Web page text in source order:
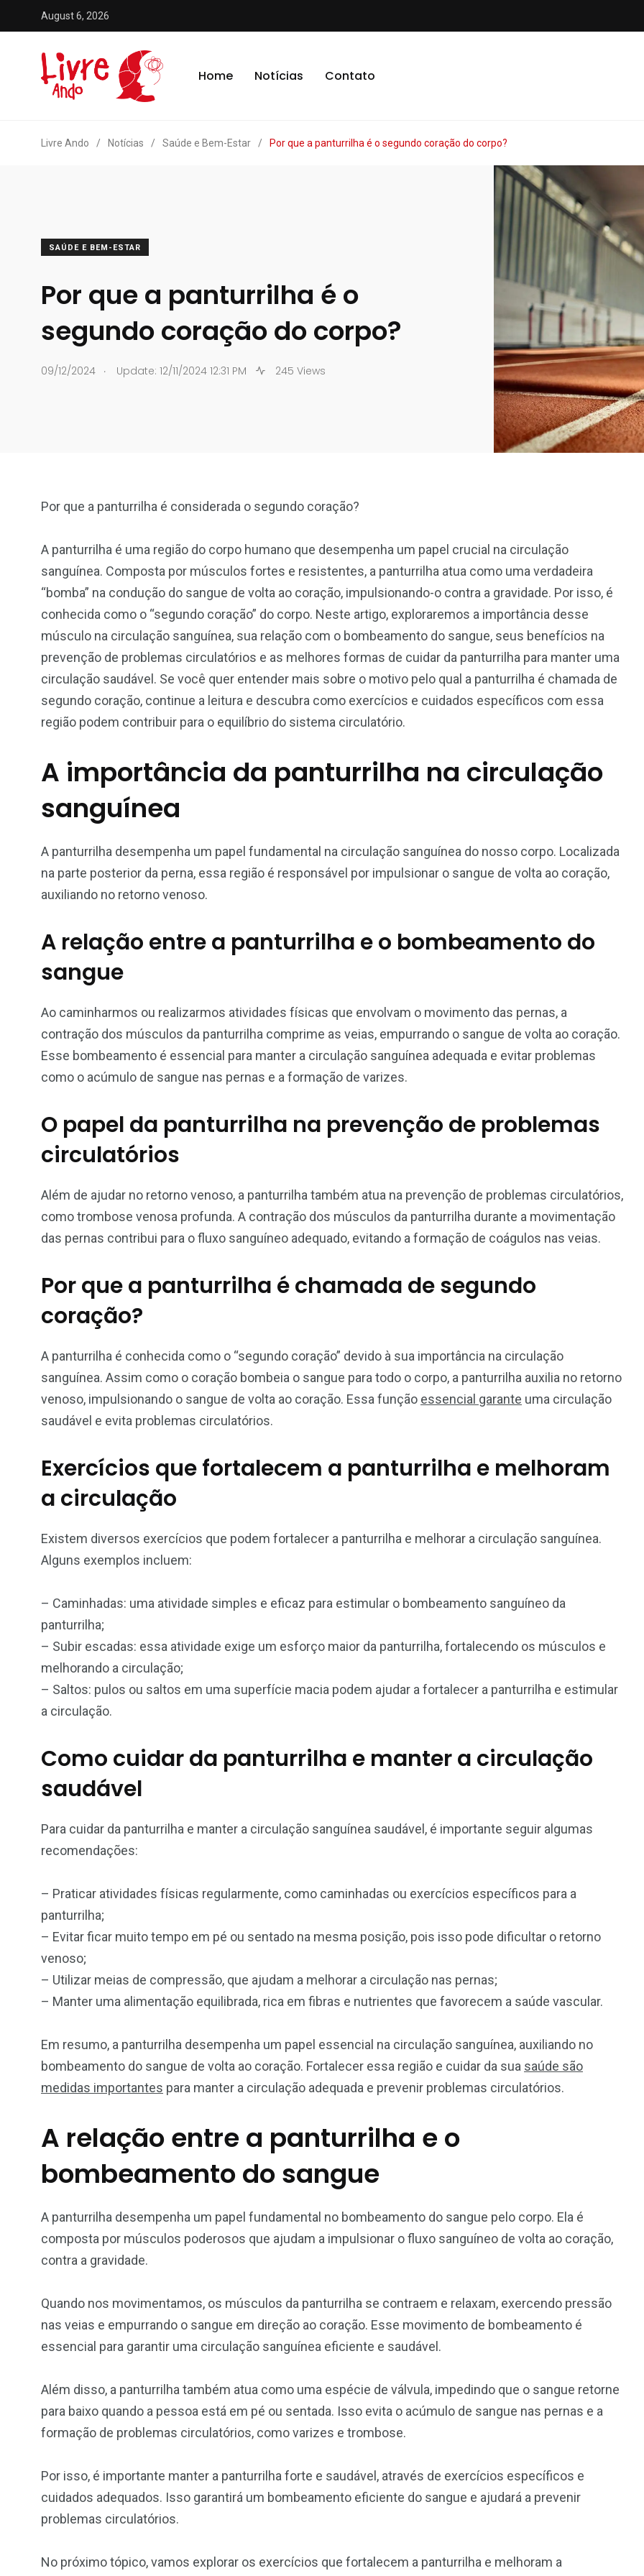
August 6, 2026
Home Notícias Contato
Livre Ando / Notícias / Saúde e Bem-Estar / Por que a panturrilha é o segundo coração do corpo?
SAÚDE E BEM-ESTAR
Por que a panturrilha é o
segundo coração do corpo?
09/12/2024 . Update: 12/11/2024 12:31 PM 245 Views
Por que a panturrilha é considerada o segundo coração?
A panturrilha é uma região do corpo humano que desempenha um papel crucial na circulação
sanguínea. Composta por músculos fortes e resistentes, a panturrilha atua como uma verdadeira
“bomba” na condução do sangue de volta ao coração, impulsionando-o contra a gravidade. Por isso, é
conhecida como o “segundo coração” do corpo. Neste artigo, exploraremos a importância desse
músculo na circulação sanguínea, sua relação com o bombeamento do sangue, seus benefícios na
prevenção de problemas circulatórios e as melhores formas de cuidar da panturrilha para manter uma
circulação saudável. Se você quer entender mais sobre o motivo pelo qual a panturrilha é chamada de
segundo coração, continue a leitura e descubra como exercícios e cuidados específicos com essa
região podem contribuir para o equilíbrio do sistema circulatório.
A importância da panturrilha na circulação
sanguínea
A panturrilha desempenha um papel fundamental na circulação sanguínea do nosso corpo. Localizada
na parte posterior da perna, essa região é responsável por impulsionar o sangue de volta ao coração,
auxiliando no retorno venoso.
A relação entre a panturrilha e o bombeamento do
sangue
Ao caminharmos ou realizarmos atividades físicas que envolvam o movimento das pernas, a
contração dos músculos da panturrilha comprime as veias, empurrando o sangue de volta ao coração.
Esse bombeamento é essencial para manter a circulação sanguínea adequada e evitar problemas
como o acúmulo de sangue nas pernas e a formação de varizes.
O papel da panturrilha na prevenção de problemas
circulatórios
Além de ajudar no retorno venoso, a panturrilha também atua na prevenção de problemas circulatórios,
como trombose venosa profunda. A contração dos músculos da panturrilha durante a movimentação
das pernas contribui para o fluxo sanguíneo adequado, evitando a formação de coágulos nas veias.
Por que a panturrilha é chamada de segundo
coração?
A panturrilha é conhecida como o “segundo coração” devido à sua importância na circulação
sanguínea. Assim como o coração bombeia o sangue para todo o corpo, a panturrilha auxilia no retorno
venoso, impulsionando o sangue de volta ao coração. Essa função essencial garante uma circulação
saudável e evita problemas circulatórios.
Exercícios que fortalecem a panturrilha e melhoram
a circulação
Existem diversos exercícios que podem fortalecer a panturrilha e melhorar a circulação sanguínea.
Alguns exemplos incluem:
– Caminhadas: uma atividade simples e eficaz para estimular o bombeamento sanguíneo da
panturrilha;
– Subir escadas: essa atividade exige um esforço maior da panturrilha, fortalecendo os músculos e
melhorando a circulação;
– Saltos: pulos ou saltos em uma superfície macia podem ajudar a fortalecer a panturrilha e estimular
a circulação.
Como cuidar da panturrilha e manter a circulação
saudável
Para cuidar da panturrilha e manter a circulação sanguínea saudável, é importante seguir algumas
recomendações:
– Praticar atividades físicas regularmente, como caminhadas ou exercícios específicos para a
panturrilha;
– Evitar ficar muito tempo em pé ou sentado na mesma posição, pois isso pode dificultar o retorno
venoso;
– Utilizar meias de compressão, que ajudam a melhorar a circulação nas pernas;
– Manter uma alimentação equilibrada, rica em fibras e nutrientes que favorecem a saúde vascular.
Em resumo, a panturrilha desempenha um papel essencial na circulação sanguínea, auxiliando no
bombeamento do sangue de volta ao coração. Fortalecer essa região e cuidar da sua saúde são
medidas importantes para manter a circulação adequada e prevenir problemas circulatórios.
A relação entre a panturrilha e o
bombeamento do sangue
A panturrilha desempenha um papel fundamental no bombeamento do sangue pelo corpo. Ela é
composta por músculos poderosos que ajudam a impulsionar o fluxo sanguíneo de volta ao coração,
contra a gravidade.
Quando nos movimentamos, os músculos da panturrilha se contraem e relaxam, exercendo pressão
nas veias e empurrando o sangue em direção ao coração. Esse movimento de bombeamento é
essencial para garantir uma circulação sanguínea eficiente e saudável.
Além disso, a panturrilha também atua como uma espécie de válvula, impedindo que o sangue retorne
para baixo quando a pessoa está em pé ou sentada. Isso evita o acúmulo de sangue nas pernas e a
formação de problemas circulatórios, como varizes e trombose.
Por isso, é importante manter a panturrilha forte e saudável, através de exercícios específicos e
cuidados adequados. Isso garantirá um bombeamento eficiente do sangue e ajudará a prevenir
problemas circulatórios.
No próximo tópico, vamos explorar os exercícios que fortalecem a panturrilha e melhoram a